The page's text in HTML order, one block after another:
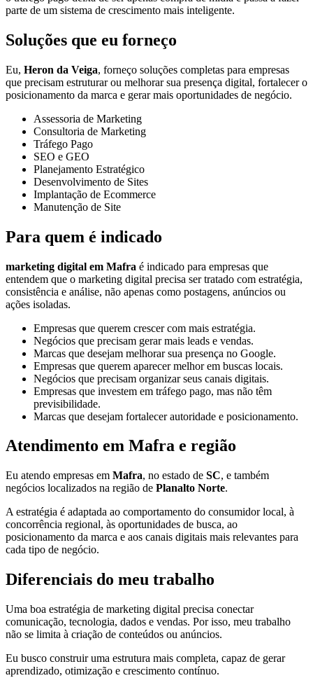
parte de um sistema de crescimento mais inteligente.
Soluções que eu forneço
Eu, Heron da Veiga, forneço soluções completas para empresas
que precisam estruturar ou melhorar sua presença digital, fortalecer o
posicionamento da marca e gerar mais oportunidades de negócio.
Assessoria de Marketing
Consultoria de Marketing
Tráfego Pago
SEO e GEO
Planejamento Estratégico
Desenvolvimento de Sites
Implantação de Ecommerce
Manutenção de Site
Para quem é indicado
marketing digital em Mafra é indicado para empresas que
entendem que o marketing digital precisa ser tratado com estratégia,
consistência e análise, não apenas como postagens, anúncios ou
ações isoladas.
Empresas que querem crescer com mais estratégia.
Negócios que precisam gerar mais leads e vendas.
Marcas que desejam melhorar sua presença no Google.
Empresas que querem aparecer melhor em buscas locais.
Negócios que precisam organizar seus canais digitais.
Empresas que investem em tráfego pago, mas não têm
previsibilidade.
Marcas que desejam fortalecer autoridade e posicionamento.
Atendimento em Mafra e região
Eu atendo empresas em Mafra, no estado de SC, e também
negócios localizados na região de Planalto Norte.
A estratégia é adaptada ao comportamento do consumidor local, à
concorrência regional, às oportunidades de busca, ao
posicionamento da marca e aos canais digitais mais relevantes para
cada tipo de negócio.
Diferenciais do meu trabalho
Uma boa estratégia de marketing digital precisa conectar
comunicação, tecnologia, dados e vendas. Por isso, meu trabalho
não se limita à criação de conteúdos ou anúncios.
Eu busco construir uma estrutura mais completa, capaz de gerar
aprendizado, otimização e crescimento contínuo.